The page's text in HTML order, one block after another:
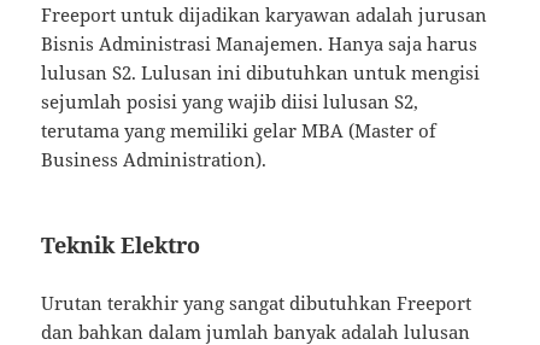
Freeport untuk dijadikan karyawan adalah jurusan
Bisnis Administrasi Manajemen. Hanya saja harus
lulusan S2. Lulusan ini dibutuhkan untuk mengisi
sejumlah posisi yang wajib diisi lulusan S2,
terutama yang memiliki gelar MBA (Master of
Business Administration).
Teknik Elektro
Urutan terakhir yang sangat dibutuhkan Freeport
dan bahkan dalam jumlah banyak adalah lulusan